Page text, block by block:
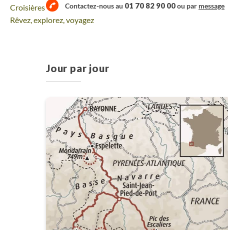
Croisières
Rêvez, explorez, voyagez
Contactez-nous au 01 70 82 90 00ou par message
Jour par jour